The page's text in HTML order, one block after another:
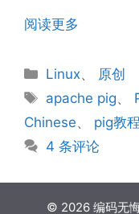
阅读更多
分
Linux、 原创
标
apache pig、
Chinese、 pig教程
4 条评论
© 2026 编码无